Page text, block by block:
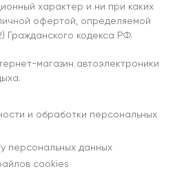
характер и ни при каких
офертой, определяемой
Гражданского кодекса РФ.
магазин автоэлектроники
и обработки персональных
персональных данных
cookies